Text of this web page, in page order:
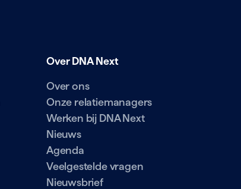
Over DNA Next
Over ons
Onze relatiemanagers
Werken bij DNA Next
Nieuws
Agenda
Veelgestelde vragen
Nieuwsbrief